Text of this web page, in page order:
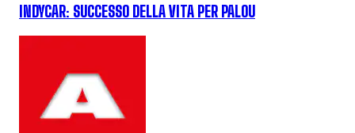
INDYCAR: SUCCESSO DELLA VITA PER PALOU